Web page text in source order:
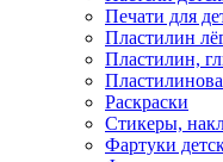
Печати для
Пластилин
Пластилин,
Раскраски
Стикеры,
Фартуки